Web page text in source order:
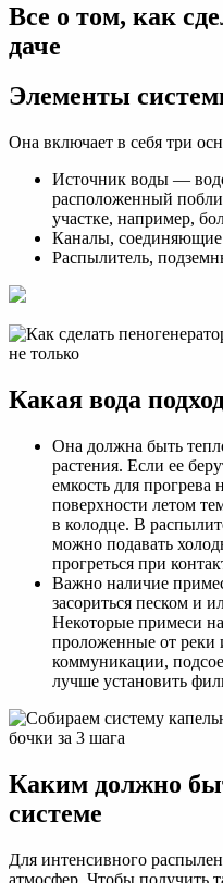
Все о том, как
даче
Элементы
Она включает в себя три
Источник воды —
расположенный
участке, например,
Каналы, соединяющие
Распылитель,
Какая вода
Она должна быть
растения. Если ее
емкость для прогрева
поверхности летом
в колодце. В
можно подавать
прогреться при
Важно наличие
засориться песком и
Некоторые примеси
проложенные от реки
коммуникации,
лучше установить
Каким должно
системе
Для интенсивного
атмосфер. Чтобы получить